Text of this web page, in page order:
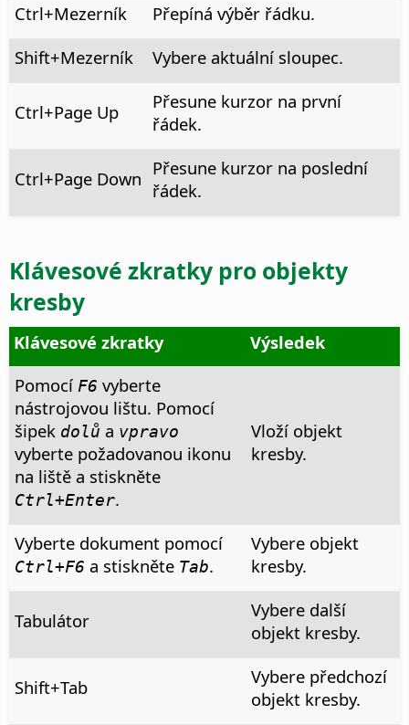
Ctrl+Mezerník
Přepíná výběr řádku.
Shift+Mezerník
Vybere aktuální sloupec.
Ctrl+Page Up
Přesune kurzor na první
řádek.
Ctrl+Page Down Přesune kurzor na poslední
řádek.
Klávesové zkratky pro objekty
kresby
Klávesové zkratky
Výsledek
Pomocí F6 vyberte
nástrojovou lištu. Pomocí
šipek dolů a vpravo
vyberte požadovanou ikonu
na liště a stiskněte
Ctrl+Enter.
Vloží objekt
kresby.
Vyberte dokument pomocí
Ctrl+F6 a stiskněte Tab.
Vybere objekt
kresby.
Tabulátor
Vybere další
objekt kresby.
Shift+Tab
Vybere předchozí
objekt kresby.